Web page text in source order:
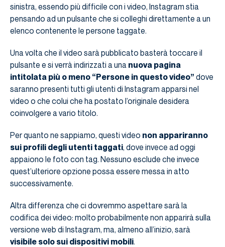
sinistra, essendo più difficile con i video, Instagram stia
pensando ad un pulsante che si colleghi direttamente a un
elenco contenente le persone taggate.
Una volta che il video sarà pubblicato basterà toccare il
pulsante e si verrà indirizzati a una nuova pagina
intitolata più o meno “Persone in questo video” dove
saranno presenti tutti gli utenti di Instagram apparsi nel
video o che colui che ha postato l’originale desidera
coinvolgere a vario titolo.
Per quanto ne sappiamo, questi video non appariranno
sui profili degli utenti taggati, dove invece ad oggi
appaiono le foto con tag. Nessuno esclude che invece
quest’ulteriore opzione possa essere messa in atto
successivamente.
Altra differenza che ci dovremmo aspettare sarà la
codifica dei video: molto probabilmente non apparirà sulla
versione web di Instagram, ma, almeno all’inizio, sarà
visibile solo sui dispositivi mobili.